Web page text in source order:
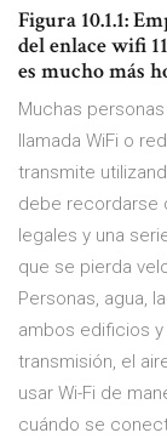
Figura 10.1.1:
del enlace wifi
es mucho más
Muchas
llamada WiFi o
transmite
debe recordarse
legales y una
que se pierda
Personas, agua,
ambos edificios
transmisión, el
usar Wi-Fi de
cuándo se